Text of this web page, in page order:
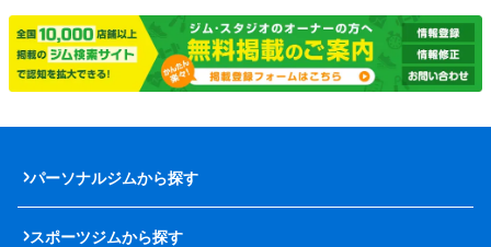
パーソナルジムから探す
スポーツジムから探す